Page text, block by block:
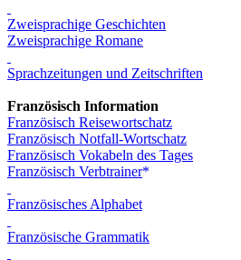
Zweisprachige Geschichten
Zweisprachige Romane
Sprachzeitungen und Zeitschriften
Französisch Information
Französisch Reisewortschatz
Französisch Notfall-Wortschatz
Französisch Vokabeln des Tages
Französisch Verbtrainer
Französisches Alphabet
Französische Grammatik